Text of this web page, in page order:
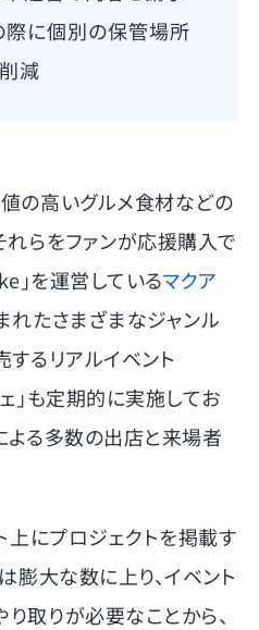
に個別の保管場所
減
の高いグルメ食材などの
れらをファンが応援購入で
」を運営しているマクア
れたさまざまなジャンル
するリアルイベント
」も定期的に実施してお
よる多数の出店と来場者
上にプロジェクトを掲載す
膨大な数に上り、イベント
取りが必要なことから、